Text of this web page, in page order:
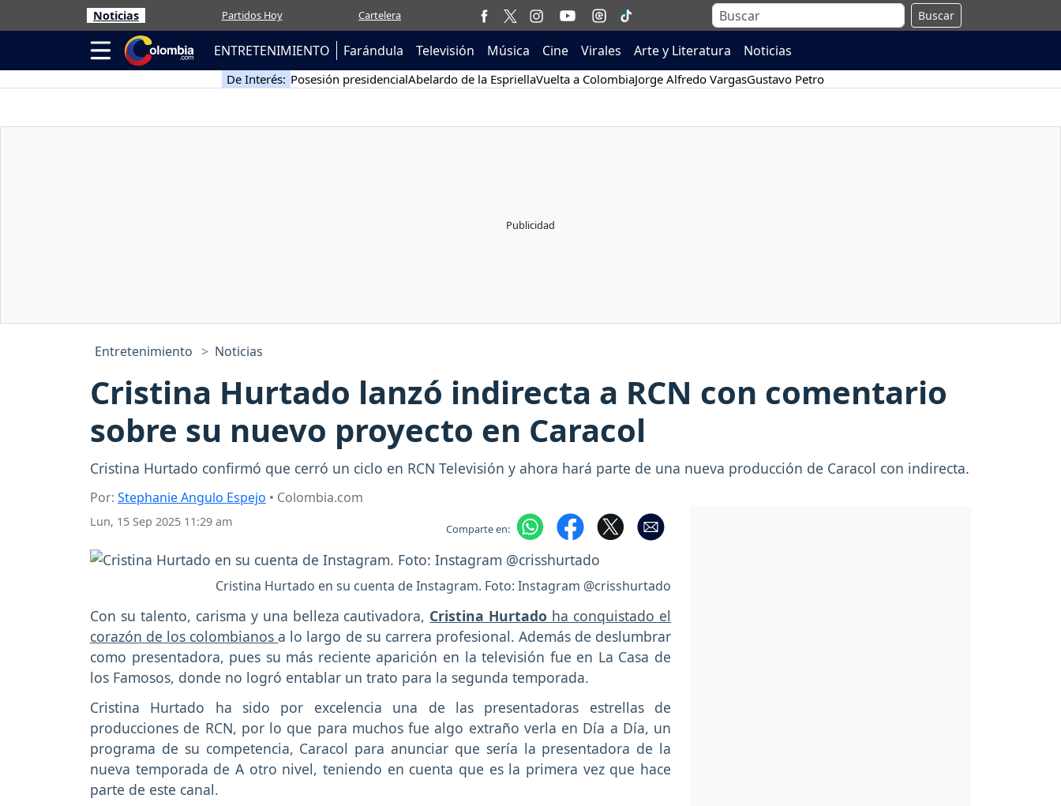
Noticias Partidos Hoy Cartelera Buscar
ENTRETENIMIENTO Farándula Televisión Música Cine Virales Arte y Literatura Noticias
De Interés: Posesión presidencialAbelardo de la EspriellaVuelta a ColombiaJorge Alfredo VargasGustavo Petro
Entretenimiento Noticias
Cristina Hurtado lanzó indirecta a RCN con comentario
sobre su nuevo proyecto en Caracol
Cristina Hurtado confirmó que cerró un ciclo en RCN Televisión y ahora hará parte de una nueva producción de Caracol con indirecta.
Por: Stephanie Angulo Espejo • Colombia.com
Lun, 15 Sep 2025 11:29 am Comparte en:
Cristina Hurtado en su cuenta de Instagram. Foto: Instagram @crisshurtado
Con su talento, carisma y una belleza cautivadora, Cristina Hurtado ha conquistado el
corazón de los colombianosa lo largo de su carrera profesional. Además de deslumbrar
como presentadora, pues su más reciente aparición en la televisión fue en La Casa de
los Famosos, donde no logró entablar un trato para la segunda temporada.
Cristina Hurtado ha sido por excelencia una de las presentadoras estrellas de
producciones de RCN, por lo que para muchos fue algo extraño verla en Día a Día, un
programa de su competencia, Caracol para anunciar que sería la presentadora de la
nueva temporada de A otro nivel, teniendo en cuenta que es la primera vez que hace
parte de este canal.